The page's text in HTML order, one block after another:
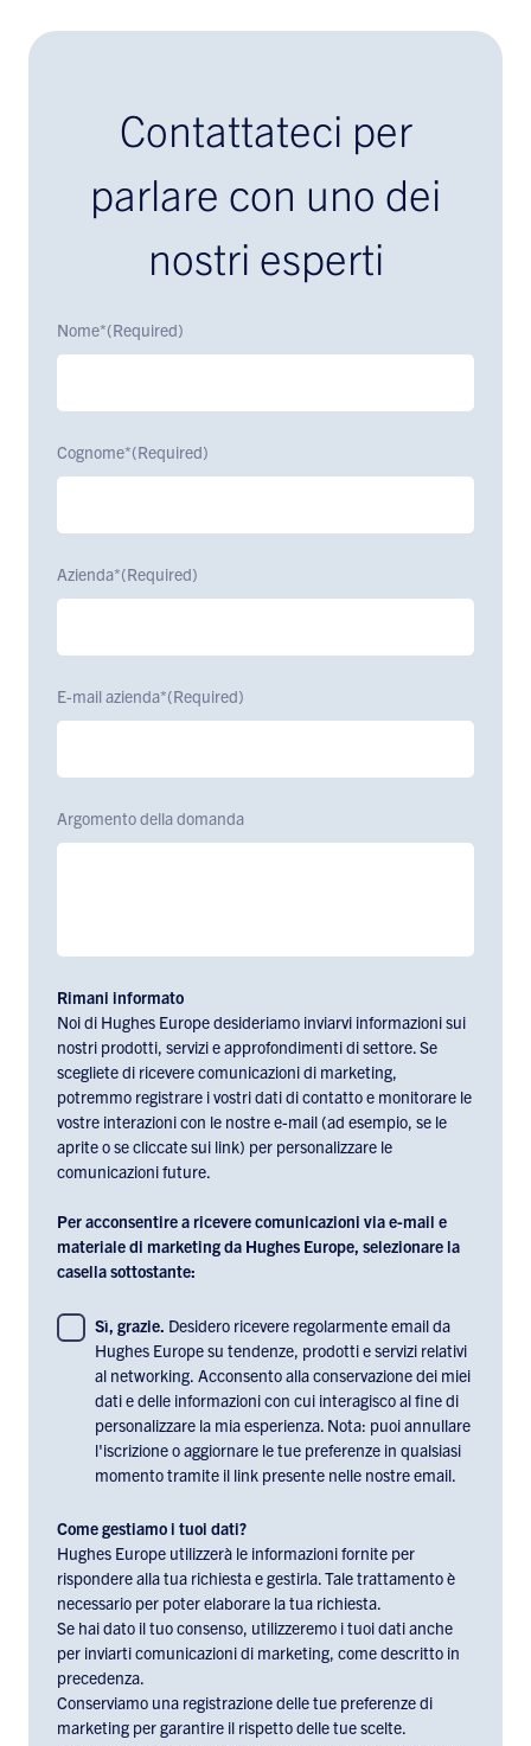
Contattateci per
parlare con uno dei
nostri esperti
Nome*(Required)
Cognome*(Required)
Azienda*(Required)
E-mail azienda*(Required)
Argomento della domanda
Rimani informato
Noi di Hughes Europe desideriamo inviarvi informazioni sui
nostri prodotti, servizi e approfondimenti di settore. Se
scegliete di ricevere comunicazioni di marketing,
potremmo registrare i vostri dati di contatto e monitorare le
vostre interazioni con le nostre e-mail (ad esempio, se le
aprite o se cliccate sui link) per personalizzare le
comunicazioni future.
Per acconsentire a ricevere comunicazioni via e-mail e
materiale di marketing da Hughes Europe, selezionare la
casella sottostante:
To
consent
receiving
email
communications
marketing
materials
from
Hughes
Europe,
check
the
box
Sì, grazie. Desidero ricevere regolarmente email da
Hughes Europe su tendenze, prodotti e servizi relativi
al networking. Acconsento alla conservazione dei miei
dati e delle informazioni con cui interagisco al fine di
personalizzare la mia esperienza. Nota: puoi annullare
l'iscrizione o aggiornare le tue preferenze in qualsiasi
momento tramite il link presente nelle nostre email.
Come gestiamo i tuoi dati?
Hughes Europe utilizzerà le informazioni fornite per
rispondere alla tua richiesta e gestirla. Tale trattamento è
necessario per poter elaborare la tua richiesta.
Se hai dato il tuo consenso, utilizzeremo i tuoi dati anche
per inviarti comunicazioni di marketing, come descritto in
precedenza.
Conserviamo una registrazione delle tue preferenze di
marketing per garantire il rispetto delle tue scelte.